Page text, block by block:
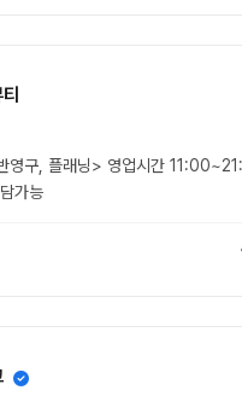
영구, 플래닝> 영업시간
가능